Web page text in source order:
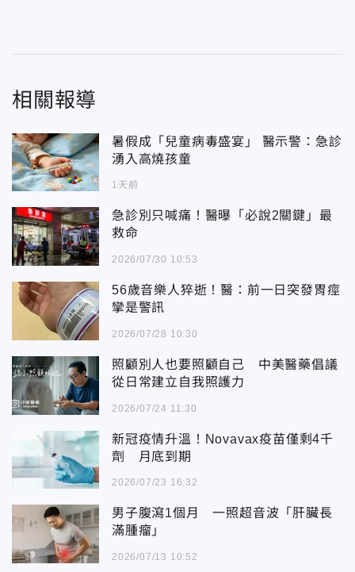
相關報導
暑假成「兒童病毒盛宴」 醫示警：急診
湧入高燒孩童
1天前
急診別只喊痛！醫曝「必說2關鍵」最
救命
2026/07/30 10:53
56歲音樂人猝逝！醫：前一日突發胃痙
攣是警訊
2026/07/28 10:30
照顧別人也要照顧自己 中美醫藥倡議
從日常建立自我照護力
2026/07/24 11:30
新冠疫情升溫！Novavax疫苗僅剩4千
劑 月底到期
2026/07/23 16:32
男子腹瀉1個月 一照超音波「肝臟長
滿腫瘤」
2026/07/13 10:52